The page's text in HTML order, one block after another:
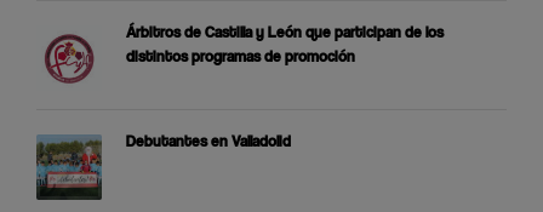
Árbitros de Castilla y León que participan de los
distintos programas de promoción
Debutantes en Valladolid